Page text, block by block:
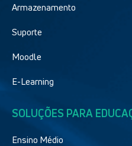
Armazenamento
Suporte
Moodle
E-Learning
SOLUÇÕES PARA
Ensino Médio